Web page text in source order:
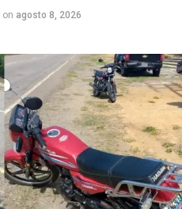
on agosto 8, 2026